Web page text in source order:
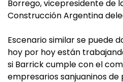
Borrego, vicepresidente de
Construcción Argentina
Escenario similar se puede
hoy por hoy están
si Barrick cumple con el
empresarios sanjuaninos